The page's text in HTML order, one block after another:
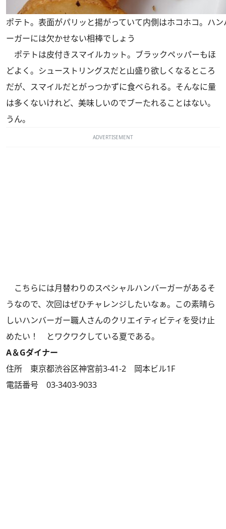
ポテト。表面がパリッと揚がっていて内側はホコホコ。ハン
ーガーには欠かせない相棒でしょう
ポテトは皮付きスマイルカット。ブラックペッパーもほ
どよく。シューストリングスだと山盛り欲しくなるところ
だが、スマイルだとがっつかずに食べられる。そんなに量
は多くないけれど、美味しいのでブーたれることはない。
うん。
ADVERTISEMENT
こちらには月替わりのスペシャルハンバーガーがあるそ
うなので、次回はぜひチャレンジしたいなぁ。この素晴ら
しいハンバーガー職人さんのクリエイティビティを受け止
めたい！ とワクワクしている夏である。
A＆Gダイナー
住所 東京都渋谷区神宮前3-41-2 岡本ビル1F
電話番号 03-3403-9033